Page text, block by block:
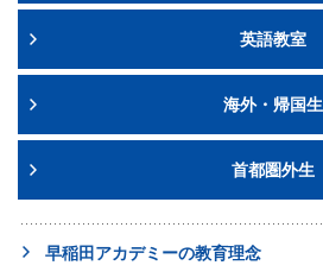
英語教室
海外・帰国生
首都圏外生
早稲田アカデミーの教育理念